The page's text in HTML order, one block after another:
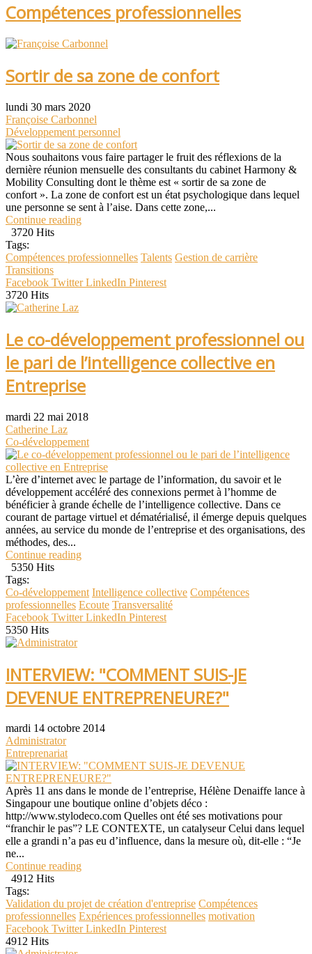
Compétences professionnelles
Sortir de sa zone de confort
lundi 30 mars 2020
Françoise Carbonnel
Développement personnel
Nous souhaitons vous faire partager le fruit des réflexions de la
dernière réunion mensuelle des consultants du cabinet Harmony &
Mobility Consulting dont le thème est « sortir de sa zone de
confort ». La zone de confort est un état psychologique dans lequel
une personne se sent à l’aise. Dans cette zone,...
Continue reading
3720 Hits
Tags:
Compétences professionnelles Talents Gestion de carrière
Transitions
Facebook Twitter LinkedIn Pinterest
3720 Hits
Le co-développement professionnel ou
le pari de l’intelligence collective en
Entreprise
mardi 22 mai 2018
Catherine Laz
Co-développement
L’ère d’internet avec le partage de l’information, du savoir et le
développement accéléré des connexions permet à l’homme de
bénéficier à grande échelle de l’intelligence collective. Dans ce
courant de partage virtuel et dématérialisé, il émerge depuis quelques
années, au service du monde de l’entreprise et des organisations, des
méthodes, des...
Continue reading
5350 Hits
Tags:
Co-développement Intelligence collective Compétences
professionnelles Ecoute Transversalité
Facebook Twitter LinkedIn Pinterest
5350 Hits
INTERVIEW: "COMMENT SUIS-JE
DEVENUE ENTREPRENEURE?"
mardi 14 octobre 2014
Administrator
Entreprenariat
Après 11 ans dans le monde de l’entreprise, Hélène Denaiffe lance à
Singapour une boutique online d’objets déco :
http://www.stylodeco.com Quelles ont été ses motivations pour
“franchir le pas”? LE CONTEXTE, un catalyseur Celui dans lequel
elle a grandi n’a pas eu d’influence, dans la mesure où, dit-elle : “Je
ne...
Continue reading
4912 Hits
Tags:
Validation du projet de création d'entreprise Compétences
professionnelles Expériences professionnelles motivation
Facebook Twitter LinkedIn Pinterest
4912 Hits